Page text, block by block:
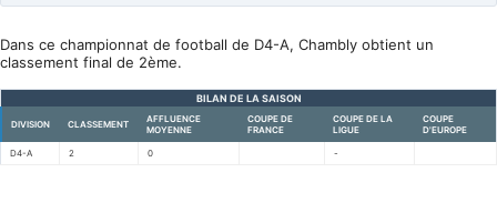
Dans ce championnat de football de D4-A, Chambly obtient un
classement final de 2ème.
BILAN DE LA SAISON
DIVISION CLASSEMENT
AFFLUENCE
MOYENNE
COUPE DE
FRANCE
COUPE DE LA
LIGUE
COUPE
D'EUROPE
D4-A 2 0 -